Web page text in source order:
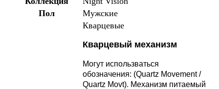
Пол
Мужские
Кварцевые
Кварцевый механизм
Могут использваться
обозначения: (Quartz Movement /
Quartz Movt). Механизм питаемый